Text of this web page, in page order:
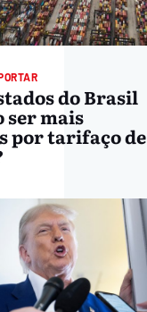
do Brasil
ser mais
por tarifaço de